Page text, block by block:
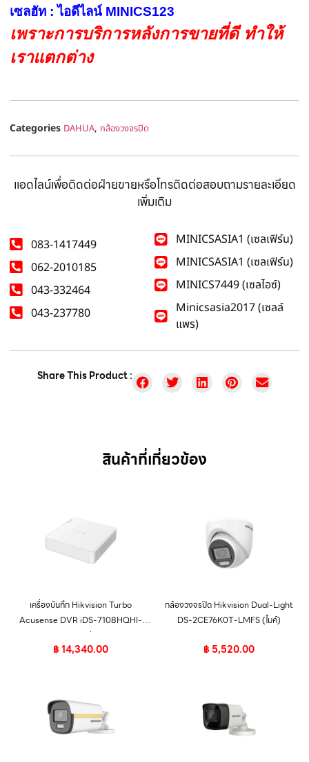
เซลฮัท : ไอดีไลน์ MINICS123
เพราะการบริการหลังการขายที่ดี ทำให้
เราแตกต่าง
Categories DAHUA, กล้องวงจรปิด
แอดไลน์เพื่อติดต่อฝ่ายขายหรือโทรติดต่อสอบถามรายละเอียด
เพิ่มเติม
083-1417449
062-2010185
043-332464
043-237780
MINICSASIA1 (เซลเฟิร์น)
MINICSASIA1 (เซลเฟิร์น)
MINICS7449 (เซลไอซ์)
Minicsasia2017 (เซลล์
แพร)
Share This Product :
สินค้าที่เกี่ยวข้อง
เครื่องบันทึก Hikvision Turbo
Acusense DVR iDS-7108HQHI-
M1/S 8ช่อง
฿14,340.00
กล้องวงจรปิด Hikvision Dual-Light
DS-2CE76K0T-LMFS (ไมค์)
฿5,520.00